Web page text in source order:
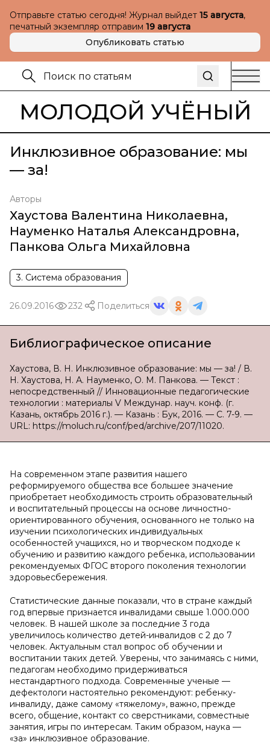
Отправьте статью сегодня! Журнал выйдет 15 августа,
печатный экземпляр отправим 19 августа
Опубликовать статью
МОЛОДОЙ УЧЁНЫЙ
Инклюзивное образование: мы
— за!
Авторы
Хаустова Валентина Николаевна,
Науменко Наталья Александровна,
Панкова Ольга Михайловна
3. Система образования
26.09.2016 232 Поделиться
Библиографическое описание
Хаустова, В. Н. Инклюзивное образование: мы — за! / В.
Н. Хаустова, Н. А. Науменко, О. М. Панкова. — Текст :
непосредственный // Инновационные педагогические
технологии : материалы V Междунар. науч. конф. (г.
Казань, октябрь 2016 г.). — Казань : Бук, 2016. — С. 7-9. —
URL: https://moluch.ru/conf/ped/archive/207/11020.
На современном этапе развития нашего
реформируемого общества все большее значение
приобретает необходимость строить образовательный
и воспитательный процессы на основе личностно-
ориентированного обучения, основанного не только на
изучении психологических индивидуальных
особенностей учащихся, но и творческом подходе к
обучению и развитию каждого ребенка, использовании
рекомендуемых ФГОС второго поколения технологии
здоровьесбережения.
Статистические данные показали, что в стране каждый
год впервые признается инвалидами свыше 1.000.000
человек. В нашей школе за последние 3 года
увеличилось количество детей-инвалидов с 2 до 7
человек. Актуальным стал вопрос об обучении и
воспитании таких детей. Уверены, что занимаясь с ними,
педагогам необходимо придерживаться
нестандартного подхода. Современные ученые —
дефектологи настоятельно рекомендуют: ребенку-
инвалиду, даже самому «тяжелому», важно, прежде
всего, общение, контакт со сверстниками, совместные
занятия, игры по интересам. Таким образом, наука —
«за» инклюзивное образование.